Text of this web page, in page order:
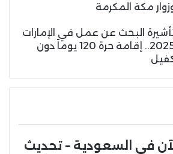
مكة المكرمة
البحث عن عمل في الإمارات
2025.. إقامة حرة 120 يوماً دون
في السعودية – تحديث